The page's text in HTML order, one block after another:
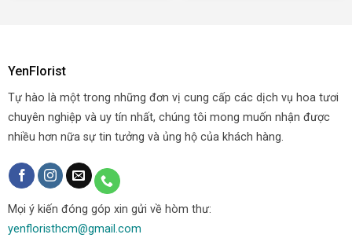
YenFlorist
Tự hào là một trong những đơn vị cung cấp các dịch vụ hoa tươi
chuyên nghiệp và uy tín nhất, chúng tôi mong muốn nhận được
nhiều hơn nữa sự tin tưởng và ủng hộ của khách hàng.
Mọi ý kiến đóng góp xin gửi về hòm thư:
yenfloristhcm@gmail.com